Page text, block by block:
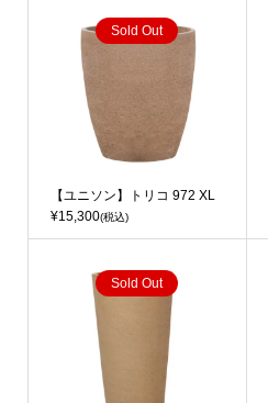
Sold Out
【ユニソン】トリコ 972 XL
¥15,300(税込)
Sold Out